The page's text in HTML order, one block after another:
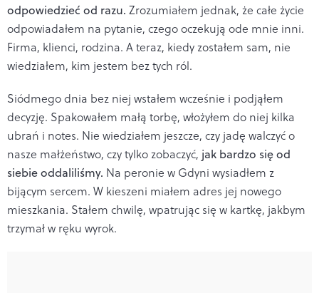
odpowiedzieć od razu. Zrozumiałem jednak, że całe życie
odpowiadałem na pytanie, czego oczekują ode mnie inni.
Firma, klienci, rodzina. A teraz, kiedy zostałem sam, nie
wiedziałem, kim jestem bez tych ról.
Siódmego dnia bez niej wstałem wcześnie i podjąłem
decyzję. Spakowałem małą torbę, włożyłem do niej kilka
ubrań i notes. Nie wiedziałem jeszcze, czy jadę walczyć o
nasze małżeństwo, czy tylko zobaczyć, jak bardzo się od
siebie oddaliliśmy. Na peronie w Gdyni wysiadłem z
bijącym sercem. W kieszeni miałem adres jej nowego
mieszkania. Stałem chwilę, wpatrując się w kartkę, jakbym
trzymał w ręku wyrok.